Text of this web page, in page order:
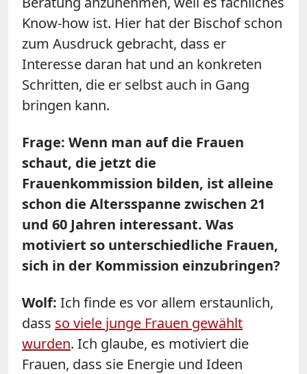
Know-how ist. Hier hat der Bischof schon
zum Ausdruck gebracht, dass er
Interesse daran hat und an konkreten
Schritten, die er selbst auch in Gang
bringen kann.
Frage: Wenn man auf die Frauen
schaut, die jetzt die
Frauenkommission bilden, ist alleine
schon die Altersspanne zwischen 21
und 60 Jahren interessant. Was
motiviert so unterschiedliche Frauen,
sich in der Kommission einzubringen?
Wolf: Ich finde es vor allem erstaunlich,
dass so viele junge Frauen gewählt
wurden. Ich glaube, es motiviert die
Frauen, dass sie Energie und Ideen